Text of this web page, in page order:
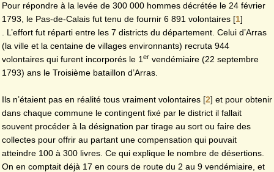
Pour répondre à la levée de 300 000 hommes décrétée le 24 février
1793, le Pas-de-Calais fut tenu de fournir 6 891 volontaires [1]
. L’effort fut réparti entre les 7 districts du département. Celui d’Arras
(la ville et la centaine de villages environnants) recruta 944
volontaires qui furent incorporés le 1er vendémiaire (22 septembre
1793) ans le Troisième bataillon d’Arras.
Ils n’étaient pas en réalité tous vraiment volontaires [2] et pour obtenir
dans chaque commune le contingent fixé par le district il fallait
souvent procéder à la désignation par tirage au sort ou faire des
collectes pour offrir au partant une compensation qui pouvait
atteindre 100 à 300 livres. Ce qui explique le nombre de désertions.
On en comptait déjà 17 en cours de route du 2 au 9 vendémiaire, et